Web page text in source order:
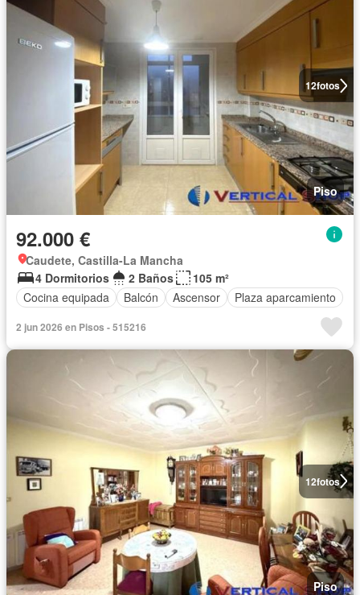
12fotos
Piso
92.000 €
Caudete, Castilla-La Mancha
4 Dormitorios
2 Baños
105 m²
Cocina equipada
Balcón Ascensor Plaza aparcamiento
2 jun 2026 en Pisos - 515216
12fotos
Piso